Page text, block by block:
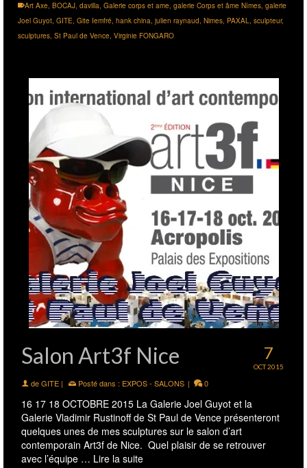
Art Axe, BOCAJ, davilla, Galerie corps et ame, galerie Corps et âme Nîmes, galerie
Joel Guyot, GITE, Gite Iemfré, hank china, julien raynaud, Nimes, PAXAL, sculpteur,
sculptures, St Paul de Vence, Virginie FONGARO
7
OCT 2015
Salon Art3f Nice
deGITE | Posté dans : EXPOS - SALONS | 0
16 17 18 OCTOBRE 2015 La Galerie Joel Guyot et la
Galerie Vladimir Rustinoff de St Paul de Vence présenteront
quelques unes de mes sculptures sur le salon d’art
contemporain Art3f de Nice. Quel plaisir de se retrouver
avec l’équipe … Lire la suite